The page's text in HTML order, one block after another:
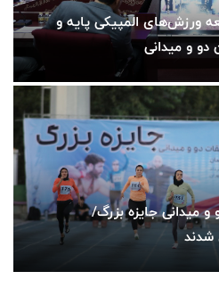
ورزش‌های المپیکی پایه و
دو و میدانی
میدانی جایزه بزرگ/
شدند